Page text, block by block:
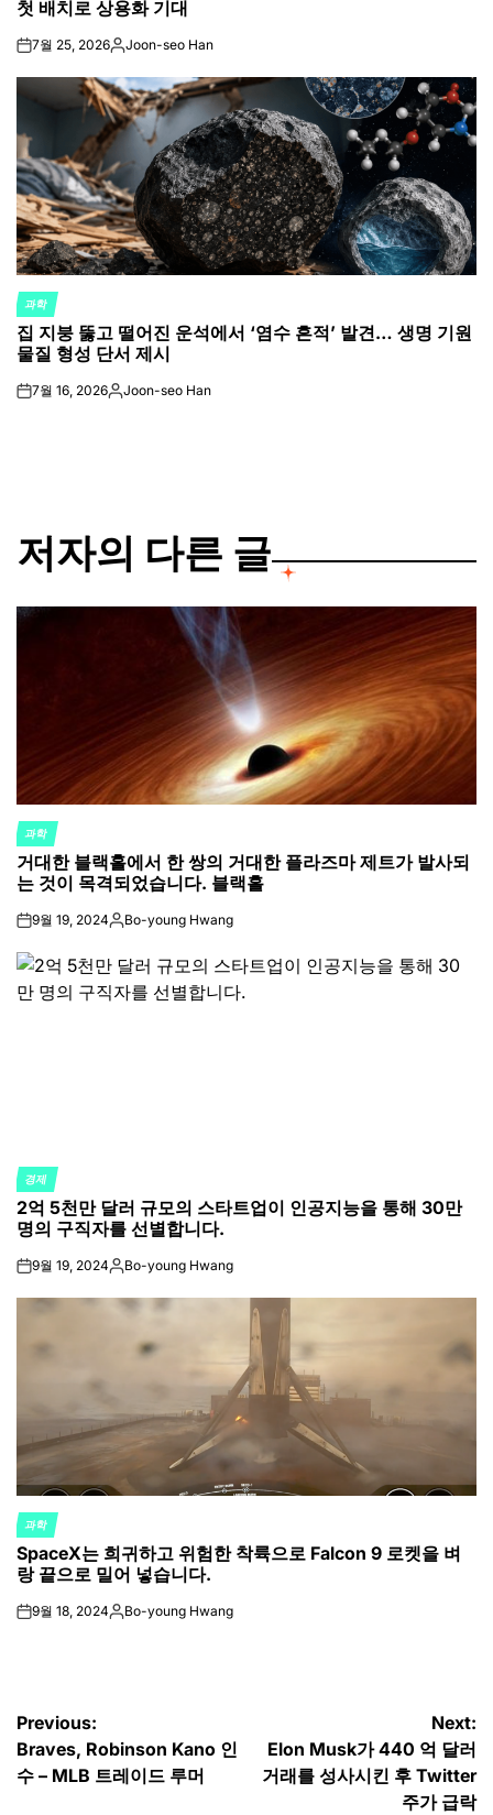
첫 배치로 상용화 기대
on7월 25, 2026Posted
Joon-seo Han
POSTED
IN
과학
집 지붕 뚫고 떨어진 운석에서 ‘염수 흔적’ 발견… 생명 기원
물질 형성 단서 제시
on7월 16, 2026Posted
Joon-seo Han
저자의 다른 글
POSTED
IN
과학
거대한 블랙홀에서 한 쌍의 거대한 플라즈마 제트가 발사되
는 것이 목격되었습니다. 블랙홀
on9월 19, 2024Posted
Bo-young Hwang
POSTED
IN
경제
2억 5천만 달러 규모의 스타트업이 인공지능을 통해 30만
명의 구직자를 선별합니다.
on9월 19, 2024Posted
Bo-young Hwang
POSTED
IN
과학
SpaceX는 희귀하고 위험한 착륙으로 Falcon 9 로켓을 벼
랑 끝으로 밀어 넣습니다.
on9월 18, 2024Posted
Bo-young Hwang
글
탐
Previous:
Braves, Robinson Kano 인
수 – MLB 트레이드 루머
Next:
Elon Musk가 440 억 달러
거래를 성사시킨 후 Twitter
주가 급락